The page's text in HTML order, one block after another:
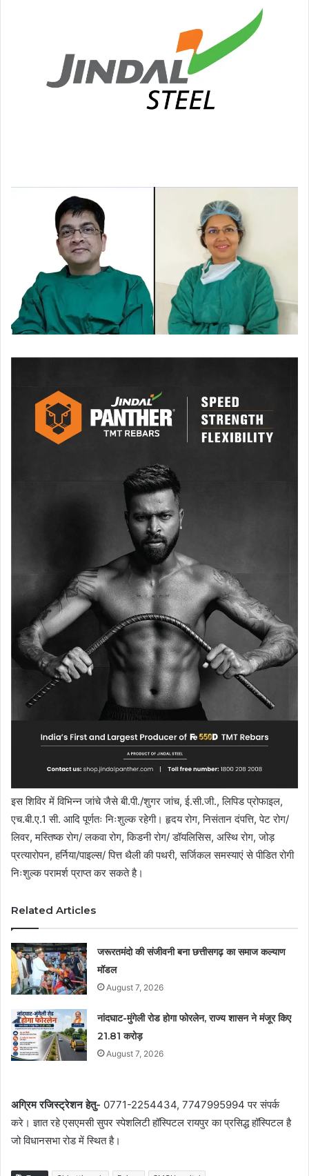
इस शिविर में विभिन्न जांचे जैसे बी.पी./शुगर जांच, ई.सी.जी., लिपिड प्रोफाइल,
एच.बी.ए.1 सी. आदि पूर्णतः निःशुल्क रहेगी। हृदय रोग, निसंतान दंपत्ति, पेट रोग/
लिवर, मस्तिष्क रोग/ लकवा रोग, किडनी रोग/ डॉयलिसिस, अस्थि रोग, जोड़
प्रत्यारोपन, हर्निया/पाइल्स/ पित्त थैली की पथरी, सर्जिकल समस्याएं से पीडित रोगी
निःशुल्क परामर्श प्राप्त कर सकते है।
Related Articles
जरूरतमंदो की संजीवनी बना छत्तीसगढ़ का समाज कल्याण
मॉडल
August 7, 2026
नांदघाट-मुंगेली रोड होगा फोरलेन, राज्य शासन ने मंजूर किए
21.81 करोड़
August 7, 2026
अग्रिम रजिस्ट्रेशन हेतु- 0771-2254434, 7747995994 पर संपर्क
करे। ज्ञात रहे एसएमसी सुपर स्पेशलिटी हॉस्पिटल रायपुर का प्रसिद्ध हॉस्पिटल है
जो विधानसभा रोड में स्थित है।